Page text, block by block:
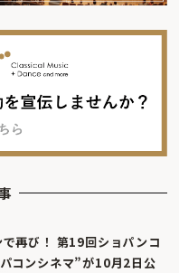
再び！ 第19回ショパンコ
コンシネマ”が10月2日公